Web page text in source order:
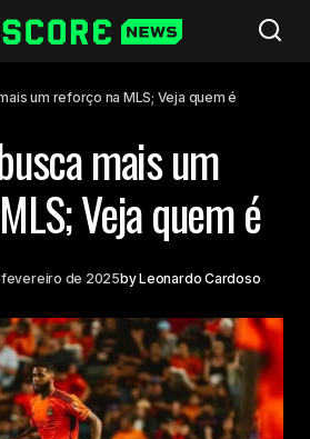
um reforço na MLS; Veja quem é
mais um
Veja quem é
fevereiro de 2025byLeonardo Cardoso